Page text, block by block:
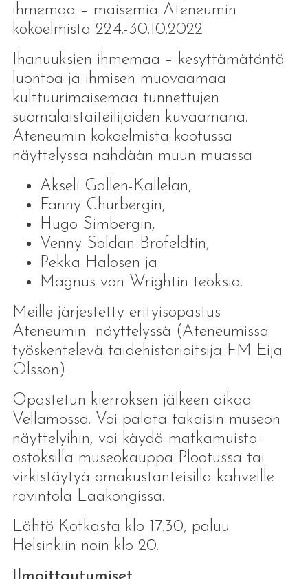
ihmemaa – maisemia Ateneumin
kokoelmista 22.4.-30.10.2022
Ihanuuksien ihmemaa – kesyttämätöntä
luontoa ja ihmisen muovaamaa
kulttuurimaisemaa tunnettujen
suomalaistaiteilijoiden kuvaamana.
Ateneumin kokoelmista kootussa
näyttelyssä nähdään muun muassa
Akseli Gallen-Kallelan,
Fanny Churbergin,
Hugo Simbergin,
Venny Soldan-Brofeldtin,
Pekka Halosen ja
Magnus von Wrightin teoksia.
Meille järjestetty erityisopastus
Ateneumin näyttelyssä (Ateneumissa
työskentelevä taidehistorioitsija FM Eija
Olsson).
Opastetun kierroksen jälkeen aikaa
Vellamossa. Voi palata takaisin museon
näyttelyihin, voi käydä matkamuisto-
ostoksilla museokauppa Plootussa tai
virkistäytyä omakustanteisilla kahveille
ravintola Laakongissa.
Lähtö Kotkasta klo 17.30, paluu
Helsinkiin noin klo 20.